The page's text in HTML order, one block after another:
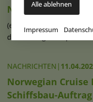
Alle ablehnen
Impressum
Norwegian Aqua
(eap) Die
die Norwegian Aqua, das
NACHRICHTEN |
Norwegian
Schiffsbau-Auftrag